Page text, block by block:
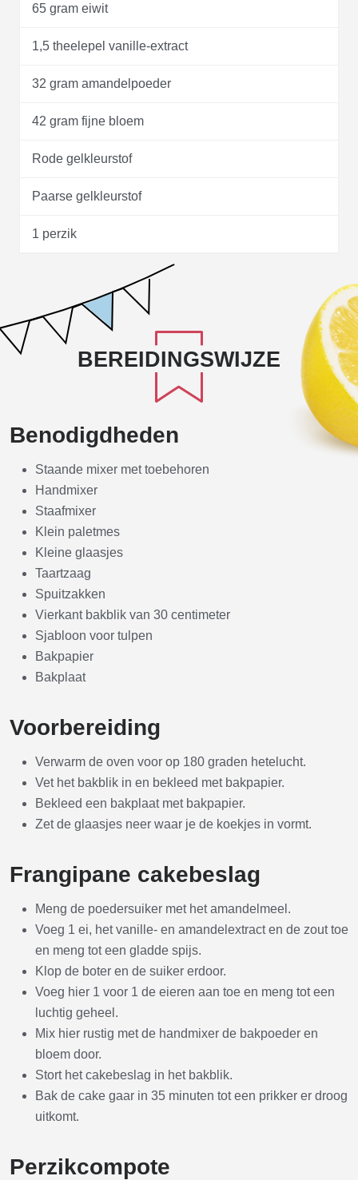
65 gram eiwit
1,5 theelepel vanille-extract
32 gram amandelpoeder
42 gram fijne bloem
Rode gelkleurstof
Paarse gelkleurstof
1 perzik
BEREIDINGSWIJZE
Benodigdheden
Staande mixer met toebehoren
Handmixer
Staafmixer
Klein paletmes
Kleine glaasjes
Taartzaag
Spuitzakken
Vierkant bakblik van 30 centimeter
Sjabloon voor tulpen
Bakpapier
Bakplaat
Voorbereiding
Verwarm de oven voor op 180 graden hetelucht.
Vet het bakblik in en bekleed met bakpapier.
Bekleed een bakplaat met bakpapier.
Zet de glaasjes neer waar je de koekjes in vormt.
Frangipane cakebeslag
Meng de poedersuiker met het amandelmeel.
Voeg 1 ei, het vanille- en amandelextract en de zout toe
en meng tot een gladde spijs.
Klop de boter en de suiker erdoor.
Voeg hier 1 voor 1 de eieren aan toe en meng tot een
luchtig geheel.
Mix hier rustig met de handmixer de bakpoeder en
bloem door.
Stort het cakebeslag in het bakblik.
Bak de cake gaar in 35 minuten tot een prikker er droog
uitkomt.
Perzikcompote